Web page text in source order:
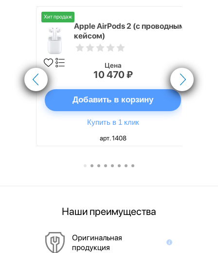
Хит продаж
Apple AirPods 2 (с проводным
кейсом)
Цена
10 470 ₽
Добавить в корзину
Купить в 1 клик
арт. 1408
Наши преимущества
Оригинальная
продукция